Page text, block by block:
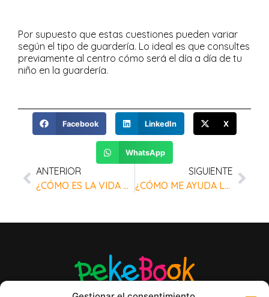
Por supuesto que estas cuestiones pueden variar
según el tipo de guardería. Lo ideal es que consultes
previamente al centro cómo será el día a día de tu
niño en la guardería.
Facebook LinkedIn X
WhatsApp
ANTERIOR
¿CÓMO ES LA VIDA DE UN NIÑO EN LA GUARDERÍA? PEKEBOOK TE LO INDICARÁ.
SIGUIENTE
¿CÓMO ME AYUDA LA AGENDA ESCOLAR INFANTIL A VIGILAR A MIS HIJOS?